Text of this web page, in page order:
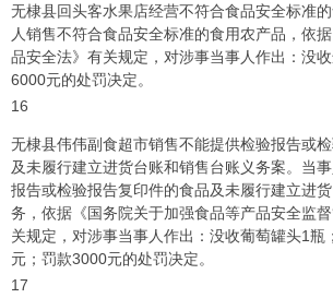
无棣县回头客水果店经营不符合食品安全标准
人销售不符合食品安全标准的食用农产品，依
品安全法》有关规定，对涉事当事人作出：没
6000元的处罚决定。
16
无棣县伟伟副食超市销售不能提供检验报告或
及未履行建立进货台账和销售台账义务案。当
报告或检验报告复印件的食品及未履行建立进
务，依据《国务院关于加强食品等产品安全监
关规定，对涉事当事人作出：没收葡萄罐头1瓶
元；罚款3000元的处罚决定。
17